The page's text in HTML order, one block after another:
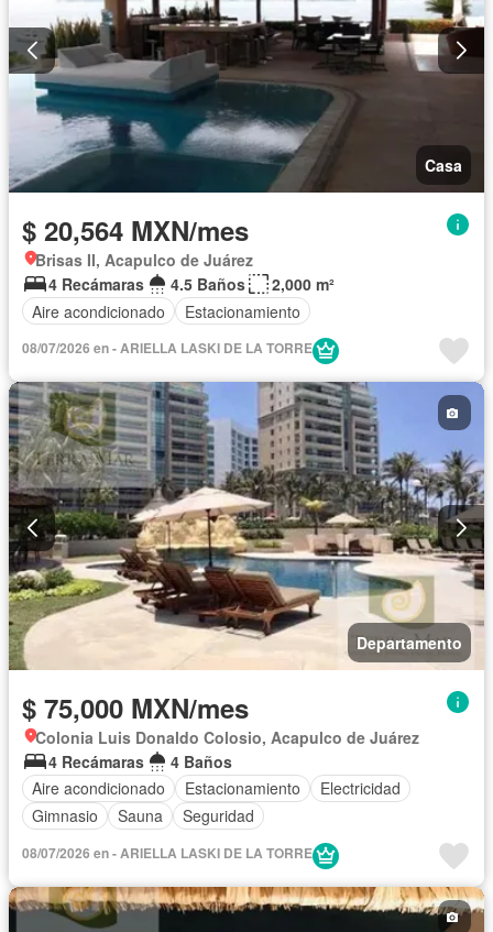
Casa
$ 20,564 MXN/mes
Brisas II, Acapulco de Juárez
4 Recámaras
4.5 Baños
2,000 m²
Aire acondicionado
Estacionamiento
08/07/2026 en - ARIELLA LASKI DE LA TORRE
Departamento
$ 75,000 MXN/mes
Colonia Luis Donaldo Colosio, Acapulco de Juárez
4 Recámaras
4 Baños
Aire acondicionado
Estacionamiento
Electricidad
Gimnasio
Sauna Seguridad
08/07/2026 en - ARIELLA LASKI DE LA TORRE